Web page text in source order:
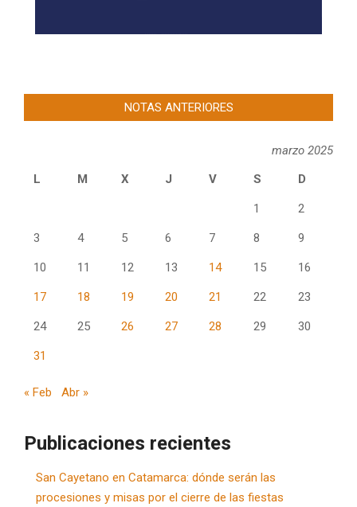
NOTAS ANTERIORES
marzo 2025
L
M X J V S D
1 2
3 4 5 6 7 8 9
10 11 12 13 14 15 16
17 18 19 20 21 22 23
24 25 26 27 28 29 30
31
« Feb Abr »
Publicaciones recientes
San Cayetano en Catamarca: dónde serán las
procesiones y misas por el cierre de las fiestas